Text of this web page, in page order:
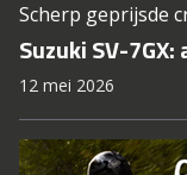
Scherp geprijsde
Suzuki SV-
12 mei 2026